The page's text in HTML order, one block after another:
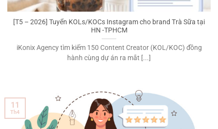
[T5 – 2026] Tuyển KOLs/KOCs Instagram cho brand Trà Sữa tại
HN -TPHCM
iKonix Agency tìm kiếm 150 Content Creator (KOL/KOC) đồng
hành cùng dự án ra mắt [...]
11
Th4